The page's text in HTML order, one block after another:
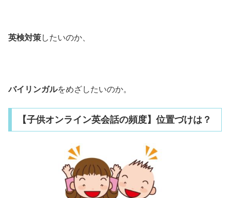
英検対策したいのか、
バイリンガルをめざしたいのか。
【子供オンライン英会話の頻度】位置づけは？